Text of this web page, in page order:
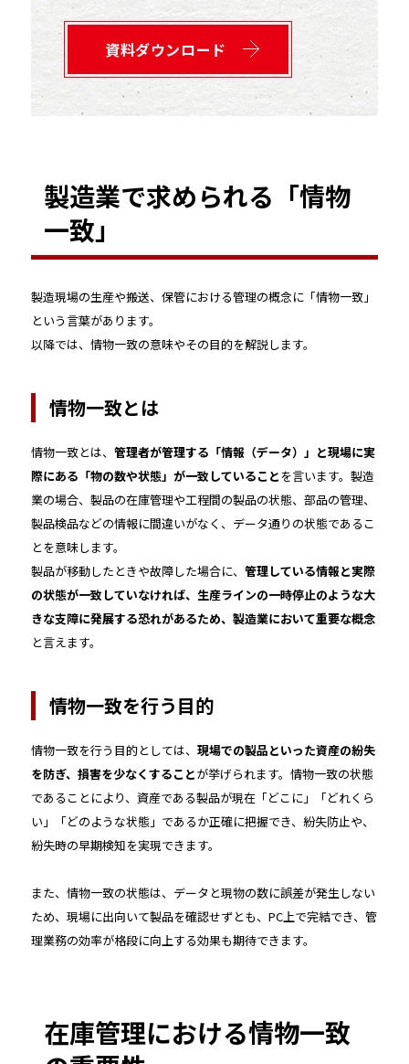
資料ダウンロード
製造業で求められる「情物
一致」
製造現場の生産や搬送、保管における管理の概念に「情物一致」
という言葉があります。
以降では、情物一致の意味やその目的を解説します。
情物一致とは
情物一致とは、 管理者が管理する「情報（データ）」と現場に実
際にある「物の数や状態」が一致していることを言います。製造
業の場合、製品の在庫管理や工程間の製品の状態、部品の管理、
製品検品などの情報に間違いがなく、データ通りの状態であるこ
とを意味します。
製品が移動したときや故障した場合に、 管理している情報と実際
の状態が一致していなければ、生産ラインの一時停止のような大
きな支障に発展する恐れがあるため、製造業において重要な概念
と言えます。
情物一致を行う目的
情物一致を行う目的としては、 現場での製品といった資産の紛失
を防ぎ、損害を少なくすることが挙げられます。情物一致の状態
であることにより、資産である製品が現在「どこに」「どれくら
い」「どのような状態」であるか正確に把握でき、紛失防止や、
紛失時の早期検知を実現できます。
また、情物一致の状態は、データと現物の数に誤差が発生しない
ため、現場に出向いて製品を確認せずとも、PC上で完結でき、管
理業務の効率が格段に向上する効果も期待できます。
在庫管理における情物一致